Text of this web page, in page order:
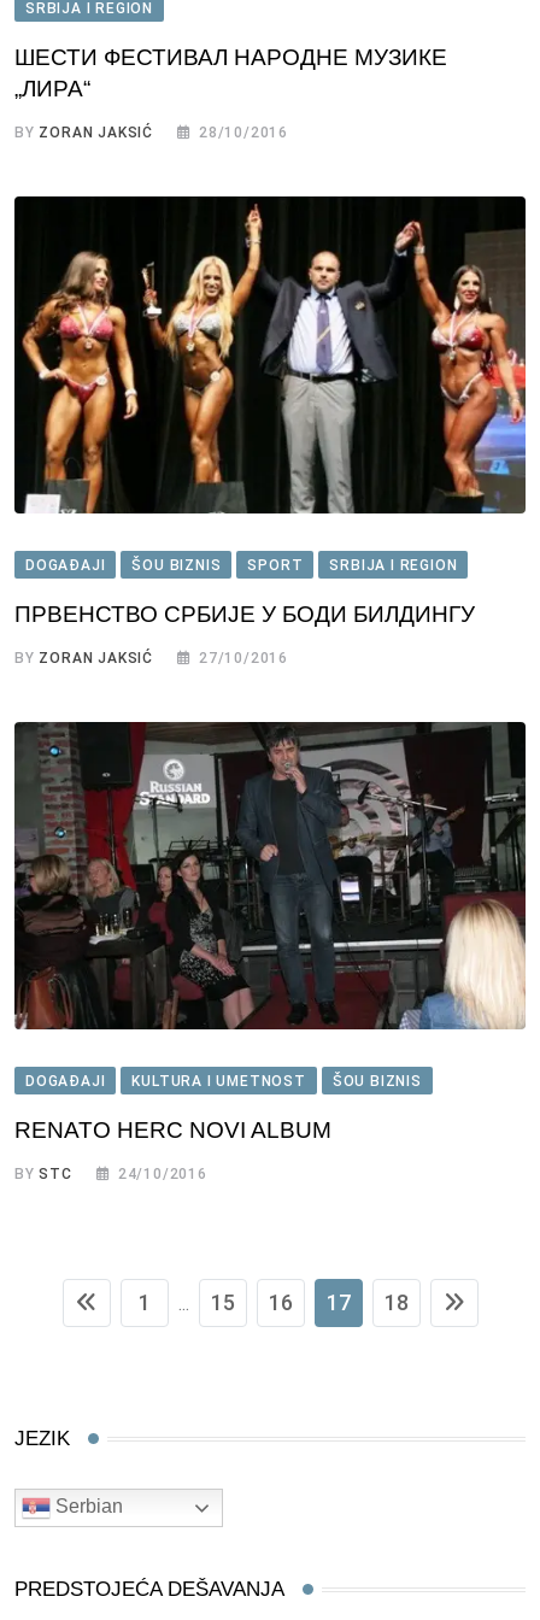
SRBIJA I REGION
ШЕСТИ ФЕСТИВАЛ НАРОДНЕ МУЗИКЕ
„ЛИРА“
BY ZORAN JAKSIĆ 28/10/2016
DOGAĐAJI ŠOU BIZNIS SPORT SRBIJA I REGION
ПРВЕНСТВО СРБИЈЕ У БОДИ БИЛДИНГУ
BY ZORAN JAKSIĆ 27/10/2016
DOGAĐAJI KULTURA I UMETNOST ŠOU BIZNIS
RENATO HERC NOVI ALBUM
BYSTC 24/10/2016
1 ... 15 16 17 18
JEZIK
Serbian
PREDSTOJEĆA DEŠAVANJA